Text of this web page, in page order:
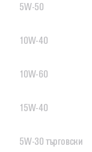
5W-50
10W-40
10W-60
15W-40
5W-30 търговски